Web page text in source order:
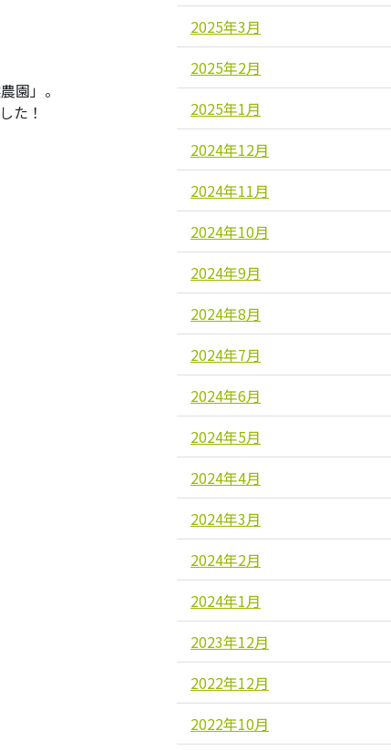
園」。
た！
2025年3月
2025年2月
2025年1月
2024年12月
2024年11月
2024年10月
2024年9月
2024年8月
2024年7月
2024年6月
2024年5月
2024年4月
2024年3月
2024年2月
2024年1月
2023年12月
2022年12月
2022年10月